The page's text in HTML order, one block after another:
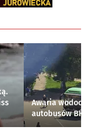
Awaria
autobusów